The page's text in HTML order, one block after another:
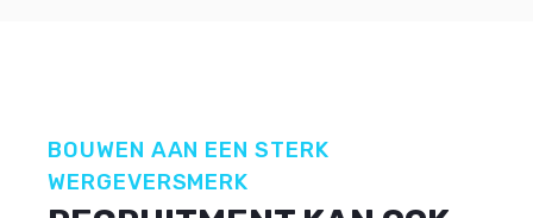
BOUWEN AAN EEN STERK
WERGEVERSMERK